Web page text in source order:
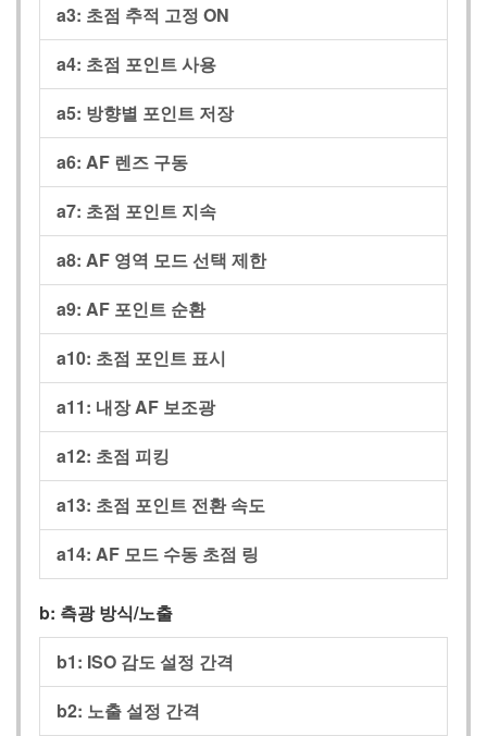
a3: 초점 추적 고정 ON
a4: 초점 포인트 사용
a5: 방향별 포인트 저장
a6: AF 렌즈 구동
a7: 초점 포인트 지속
a8: AF 영역 모드 선택 제한
a9: AF 포인트 순환
a10: 초점 포인트 표시
a11: 내장 AF 보조광
a12: 초점 피킹
a13: 초점 포인트 전환 속도
a14: AF 모드 수동 초점 링
b: 측광 방식/노출
b1: ISO 감도 설정 간격
b2: 노출 설정 간격